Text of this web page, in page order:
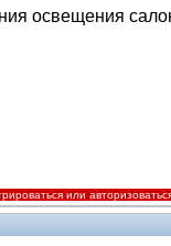
освещения
или